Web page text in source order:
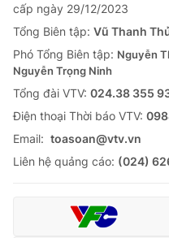
cấp ngày 29/12/2023
Tổng Biên tập: Vũ Thanh
Phó Tổng Biên tập: Nguyễn
Nguyễn Trọng Ninh
Tổng đài VTV: 024.38 355
Ðiện thoại Thời báo VTV:
Email: toasoan@vtv.vn
Liên hệ quảng cáo: (024)